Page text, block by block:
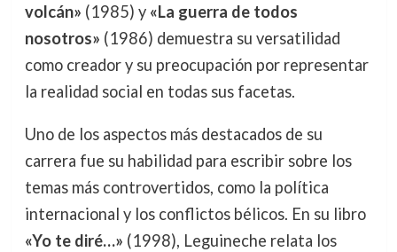
volcán» (1985) y «La guerra de todos
nosotros» (1986) demuestra su versatilidad
como creador y su preocupación por representar
la realidad social en todas sus facetas.
Uno de los aspectos más destacados de su
carrera fue su habilidad para escribir sobre los
temas más controvertidos, como la política
internacional y los conflictos bélicos. En su libro
«Yo te diré…» (1998), Leguineche relata los